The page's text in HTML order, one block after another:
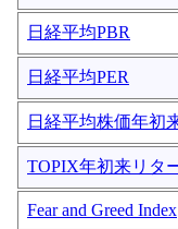
日経平均PBR
日経平均PER
日経平均株価年初
TOPIX年初来リタ
Fear and Greed Index